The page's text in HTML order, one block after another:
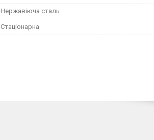
Нержавіюча сталь
Стаціонарна